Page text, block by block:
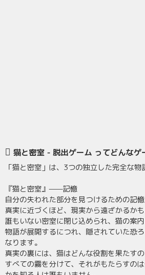
猫と密室 - 脱出ゲーム ってどんなゲ
「猫と密室」は、3つの独立した完全な物
『猫と密室』——記憶
自分の失われた部分を見つけるための記憶
真実に近づくほど、現実から遠ざかるかも
誰もいない密室に閉じ込められ、猫の案内
物語が展開するにつれ、隠されていた恐
なります。
真実の裏には、猫はどんな役割を果たす
すべての霧を分けて、それがもたらすの